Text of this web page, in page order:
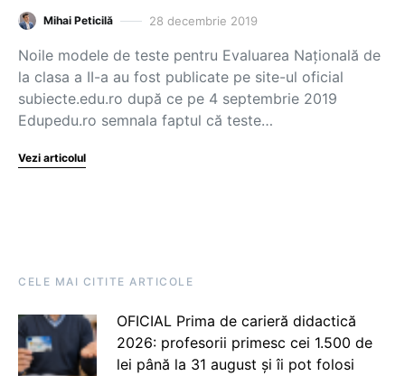
Mihai Peticilă 28 decembrie 2019
Noile modele de teste pentru Evaluarea Naţională de
la clasa a II-a au fost publicate pe site-ul oficial
subiecte.edu.ro după ce pe 4 septembrie 2019
Edupedu.ro semnala faptul că teste…
Vezi articolul
CELE MAI CITITE ARTICOLE
OFICIAL Prima de carieră didactică
2026: profesorii primesc cei 1.500 de
lei până la 31 august și îi pot folosi